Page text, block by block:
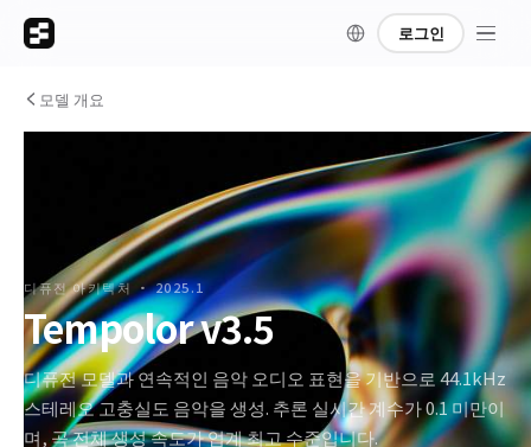
로그인
모델 개요
디퓨전 아키텍처 · 2025.1
Tempolor v3.5
디퓨전 모델과 연속적인 음악 오디오 표현을 기반으로 44.1kHz
스테레오 고충실도 음악을 생성. 추론 실시간 계수가 0.1 미만이
며, 곡 전체 생성 속도가 업계 최고 수준입니다.